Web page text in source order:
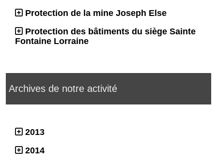
Protection de la mine Joseph Else
Protection des bâtiments du siège Sainte
Fontaine Lorraine
Archives de notre activité
2013
2014